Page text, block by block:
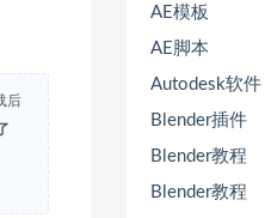
后
AE模板
AE脚本
Autodesk软件
Blender插件
Blender教程
Blender教程